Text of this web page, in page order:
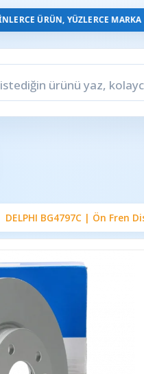
ÜRÜN, YÜZLERCE MARKA
DELPHI BG4797C | Ön Fren